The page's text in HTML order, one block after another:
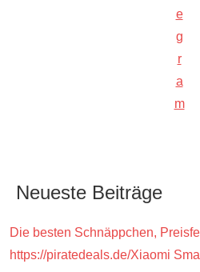
e
g
r
a
m
Neueste Beiträge
Die besten Schnäppchen,
https://piratedeals.de/Xiaomi